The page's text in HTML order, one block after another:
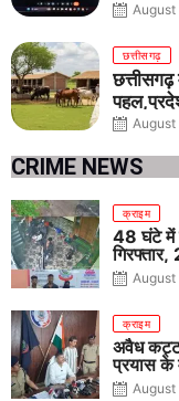
August
छत्तीसगढ़
छत्तीसगढ़
August
CRIME NEWS
क्राइम
48 घंटे में
August
क्राइम
अवैध
प्रयास के
August